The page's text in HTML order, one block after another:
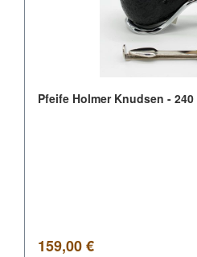
Pfeife Holmer Knudsen - 240
Regulärer Preis:
159,00 €